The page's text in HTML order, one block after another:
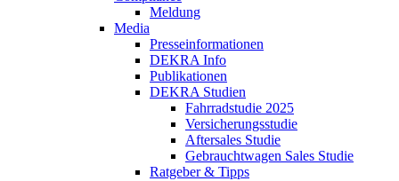
Meldung
Media
Presseinformationen
DEKRA Info
Publikationen
DEKRA Studien
Fahrradstudie 2025
Versicherungsstudie
Aftersales Studie
Gebrauchtwagen Sales Studie
Ratgeber & Tipps